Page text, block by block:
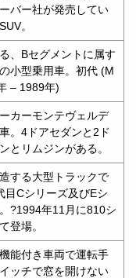
バー社が発売してい
。
、Bセグメントに属す
小型乗用車。初代 (M
– 1989年)
カーモンテヴェルデ
。4ドアセダンと2ド
とリムジンがある。
する大型トラックで
目Cシリーズ及びEシ
?1994年11月に810シ
登場。
能付き車両で運転手
ッチで窓を開けない